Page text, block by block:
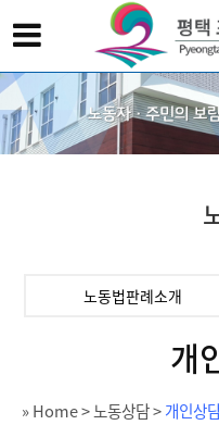
노동법판례소개
개
» Home>노동상담>개인상